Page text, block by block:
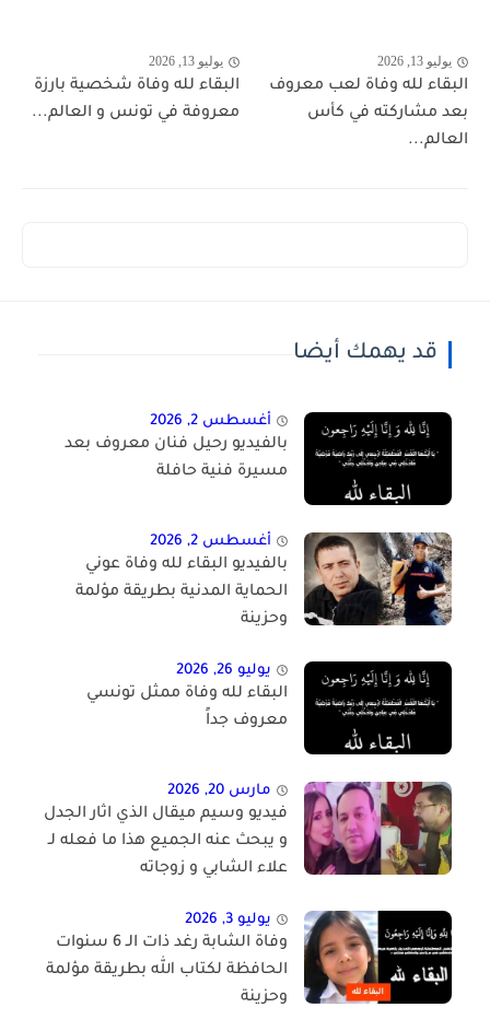
يوليو 13, 2026
البقاء لله وفاة لعب معروف
بعد مشاركته في كأس
العالم...
يوليو 13, 2026
البقاء لله وفاة شخصية بارزة
معروفة في تونس و العالم...
قد يهمك أيضا
أغسطس 2, 2026
بالفيديو رحيل فنان معروف بعد
مسيرة فنية حافلة
أغسطس 2, 2026
بالفيديو البقاء لله وفاة عوني
الحماية المدنية بطريقة مؤلمة
وحزينة
يوليو 26, 2026
البقاء لله وفاة ممثل تونسي
معروف جداً
مارس 20, 2026
فيديو وسيم ميقال الذي اثار الجدل
و يبحث عنه الجميع هذا ما فعله لـ
علاء الشابي و زوجاته
يوليو 3, 2026
وفاة الشابة رغد ذات الـ 6 سنوات
الحافظة لكتاب الله بطريقة مؤلمة
وحزينة